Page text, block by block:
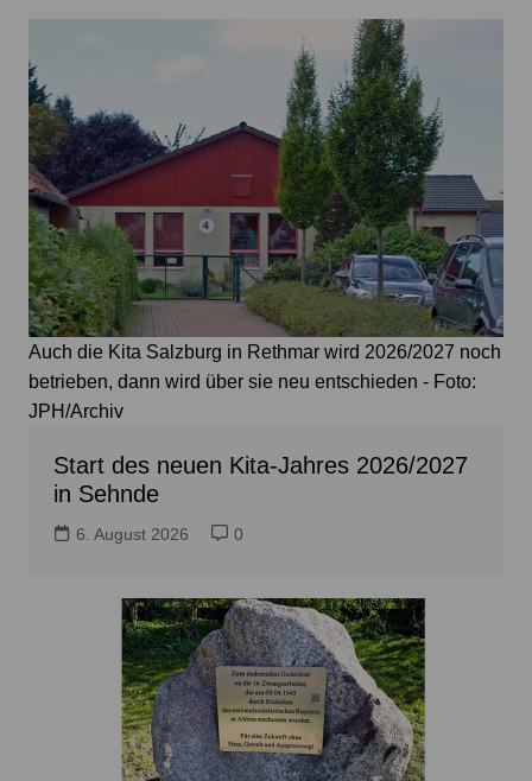
Auch die Kita Salzburg in Rethmar wird 2026/2027 noch
betrieben, dann wird über sie neu entschieden - Foto:
JPH/Archiv
Start des neuen Kita-Jahres 2026/2027
in Sehnde
6. August 2026 0